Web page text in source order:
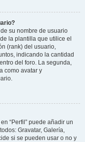
su nombre de usuario
la plantilla que utilice el
(rank) del usuario,
indicando la cantidad
del foro. La segunda,
como avatar y
“Perfil” puede añadir un
Gravatar, Galería,
si se pueden usar o no y